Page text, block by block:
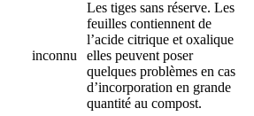
inconnu
Les tiges sans réserve. Les
feuilles contiennent de
l’acide citrique et oxalique
elles peuvent poser
quelques problèmes en cas
d’incorporation en grande
quantité au compost.